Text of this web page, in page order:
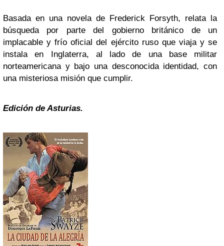
Basada en una novela de Frederick Forsyth, relata la
búsqueda por parte del gobierno británico de un
implacable y frío oficial del ejército ruso que viaja y se
instala en Inglaterra, al lado de una base militar
norteamericana y bajo una desconocida identidad, con
una misteriosa misión que cumplir.
Edición de Asturias.